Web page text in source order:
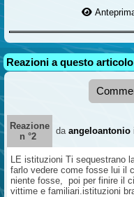
Reazioni a questo articolo
Reazione
n °2
da angeloantonio
LE istituzioni Ti sequestrano
farlo vedere come fosse lui il
niente fosse, poi per finire il
vittime e familiari.istituzioni